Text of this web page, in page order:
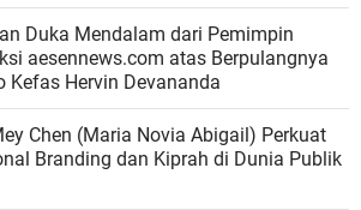
Koordinasikam dengan Polda Jabar"
Duka Mendalam dari Pemimpin
aesennews.com atas Berpulangnya
Kefas Hervin Devananda
Chen (Maria Novia Abigail) Perkuat
Branding dan Kiprah di Dunia Publik